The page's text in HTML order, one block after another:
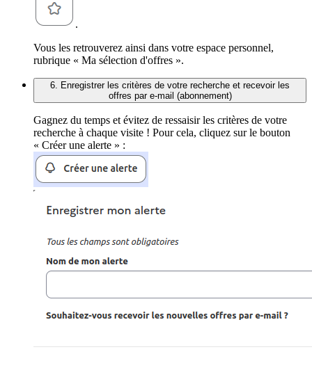
.
Vous les retrouverez ainsi dans votre espace personnel,
rubrique « Ma sélection d'offres ».
6. Enregistrer les critères de votre recherche et recevoir les
offres par e-mail (abonnement)
Gagnez du temps et évitez de ressaisir les critères de votre
recherche à chaque visite ! Pour cela, cliquez sur le bouton
« Créer une alerte » :